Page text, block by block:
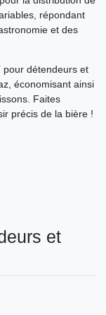
répondant
et des
pour détendeurs et
économisant ainsi
Faites
précis de la bière !
et